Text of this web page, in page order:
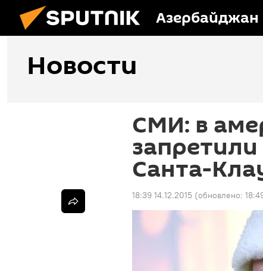
Азербайджан
Новости
СМИ: в
Санта-
18:39 14.12.2015 (обновлено: